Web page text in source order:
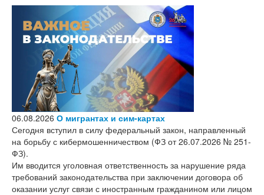
06.08.2026 О мигрантах и сим-картах
Сегодня вступил в силу федеральный закон, направленный
на борьбу с кибермошенничеством (ФЗ от 26.07.2026 № 251-
ФЗ).
Им вводится уголовная ответственность за нарушение ряда
требований законодательства при заключении договора об
оказании услуг связи с иностранным гражданином или лицом